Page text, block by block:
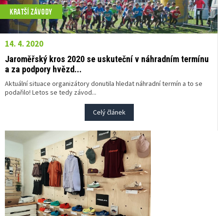
KRATŠÍ ZÁVODY
14. 4. 2020
Jaroměřský kros 2020 se uskuteční v náhradním termínu
a za podpory hvězd...
Aktuální situace organizátory donutila hledat náhradní termín a to se
podařilo! Letos se tedy závod...
Celý článek